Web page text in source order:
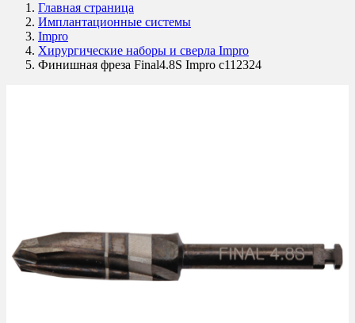
Главная страница
Имплантационные системы
Impro
Хирургические наборы и сверла Impro
Финишная фреза Final4.8S Impro c112324